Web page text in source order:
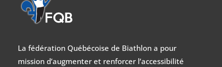
La fédération Québécoise de Biathlon a pour
mission d’augmenter et renforcer l’accessibilité